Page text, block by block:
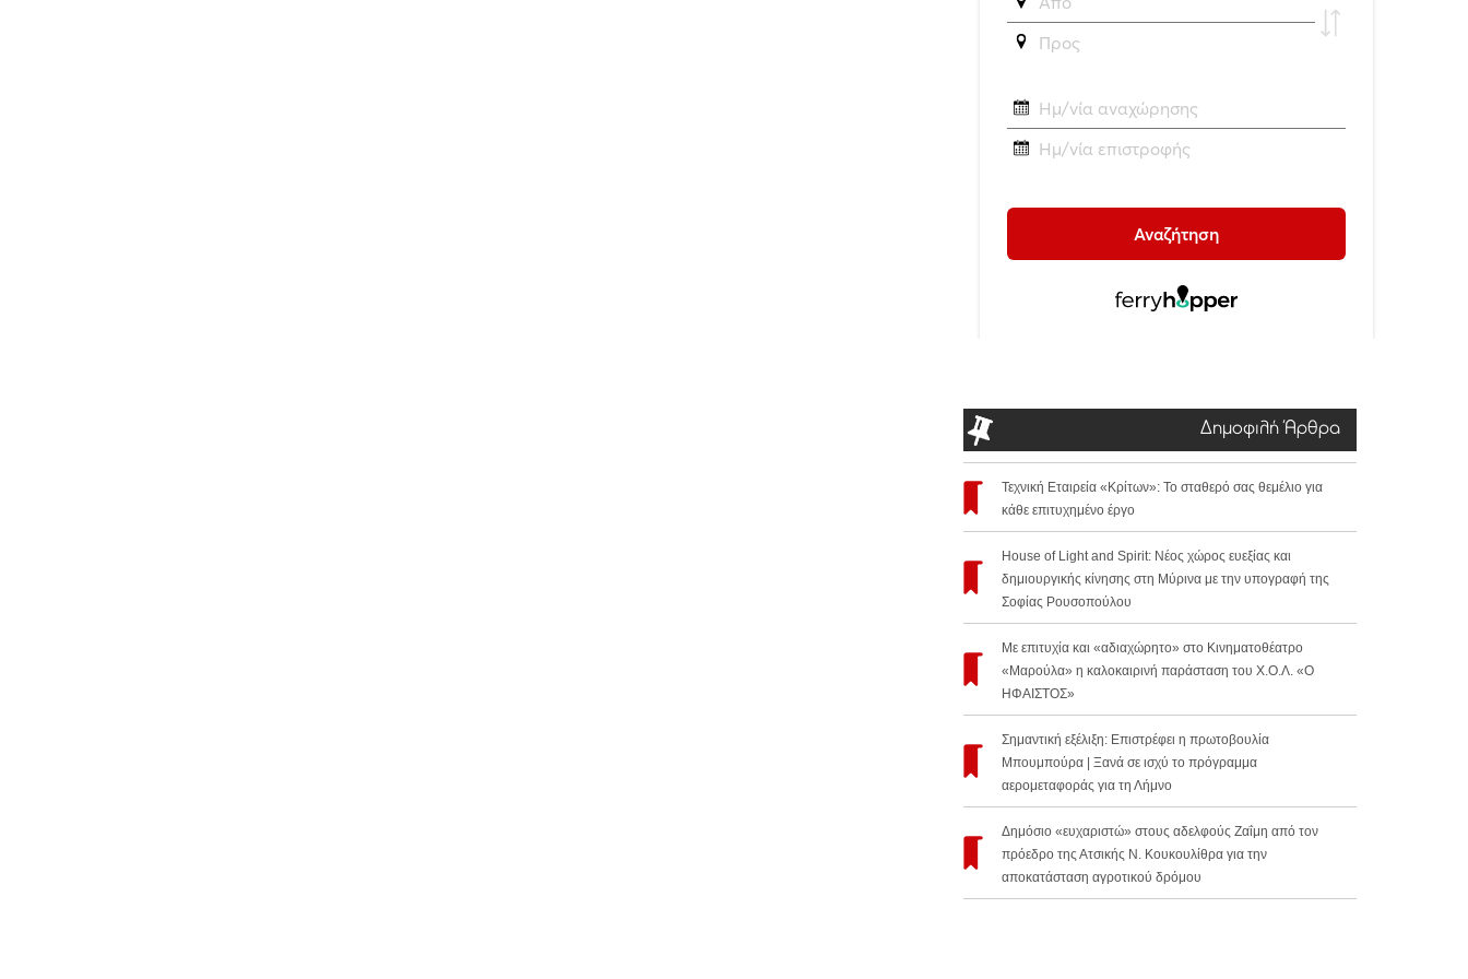
Δημοφιλή Άρθρα
Τεχνική Εταιρεία «Κρίτων»: Το σταθερό σας θεμέλιο για
κάθε επιτυχημένο έργο
House of Light and Spirit: Νέος χώρος ευεξίας και
δημιουργικής κίνησης στη Μύρινα με την υπογραφή της
Σοφίας Ρουσοπούλου
Με επιτυχία και «αδιαχώρητο» στο Κινηματοθέατρο
«Μαρούλα» η καλοκαιρινή παράσταση του Χ.Ο.Λ. «Ο
ΗΦΑΙΣΤΟΣ»
Σημαντική εξέλιξη: Επιστρέφει η πρωτοβουλία
Μπουμπούρα | Ξανά σε ισχύ το πρόγραμμα
αερομεταφοράς για τη Λήμνο
Δημόσιο «ευχαριστώ» στους αδελφούς Ζαΐμη από τον
πρόεδρο της Ατσικής Ν. Κουκουλίθρα για την
αποκατάσταση αγροτικού δρόμου